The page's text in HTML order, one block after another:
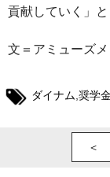
貢献していく」と
文＝アミューズ
ダイナム 奨学金
＜